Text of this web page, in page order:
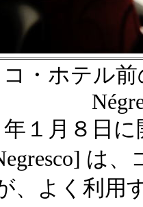
・ホテル前
年１月８日
は
、よく利用